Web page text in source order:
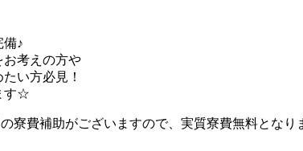
備♪
お考えの方や
い方必見！
す☆
の寮費補助がございますので、実質寮費無料とな